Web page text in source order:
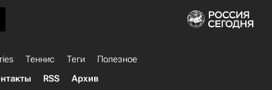
Теннис Теги
Полезное
RSS Архив